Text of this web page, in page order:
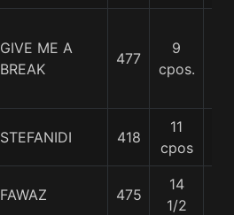
GIVE ME A
BREAK
477
9
cpos.
STEFANIDI 418
11
cpos
FAWAZ 475
14
1/2